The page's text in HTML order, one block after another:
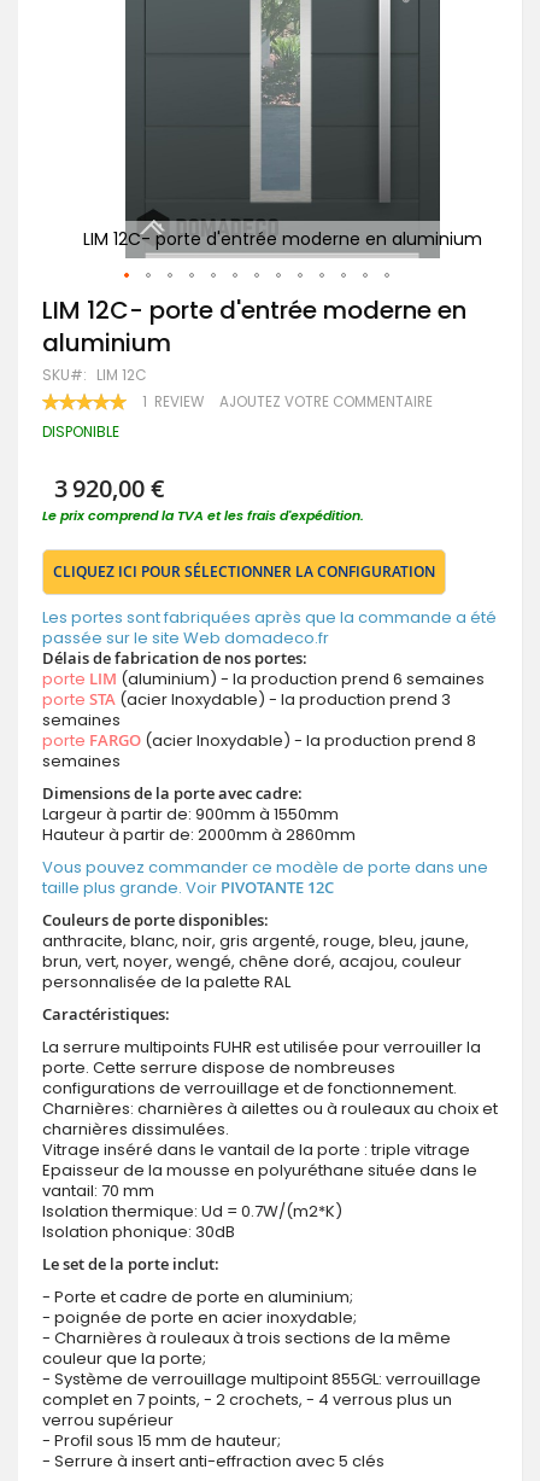
LIM 12C- porte d'entrée moderne en aluminium
Passer
au
début
de
la
Galerie
d’images
LIM 12C- porte d'entrée moderne en
aluminium
SKU LIM 12C
RATING: 1 REVIEW AJOUTEZ VOTRE COMMENTAIRE
DISPONIBLE
3 920,00 €
Le prix comprend la TVA et les frais d'expédition.
CLIQUEZ ICI POUR SÉLECTIONNER LA CONFIGURATION
Les portes sont fabriquées après que la commande a été
passée sur le site Web domadeco.fr
Délais de fabrication de nos portes:
porte LIM (aluminium) - la production prend 6 semaines
porte STA (acier Inoxydable) - la production prend 3
semaines
porte FARGO (acier Inoxydable) - la production prend 8
semaines
Dimensions de la porte avec cadre:
Largeur à partir de: 900mm à 1550mm
Hauteur à partir de: 2000mm à 2860mm
Vous pouvez commander ce modèle de porte dans une
taille plus grande. Voir PIVOTANTE 12C
Couleurs de porte disponibles:
anthracite, blanc, noir, gris argenté, rouge, bleu, jaune,
brun, vert, noyer, wengé, chêne doré, acajou, couleur
personnalisée de la palette RAL
Caractéristiques:
La serrure multipoints FUHR est utilisée pour verrouiller la
porte. Cette serrure dispose de nombreuses
configurations de verrouillage et de fonctionnement.
Charnières: charnières à ailettes ou à rouleaux au choix et
charnières dissimulées.
Vitrage inséré dans le vantail de la porte : triple vitrage
Epaisseur de la mousse en polyuréthane située dans le
vantail: 70 mm
Isolation thermique: Ud = 0.7W/(m2*K)
Isolation phonique: 30dB
Le set de la porte inclut:
- Porte et cadre de porte en aluminium;
- poignée de porte en acier inoxydable;
- Charnières à rouleaux à trois sections de la même
couleur que la porte;
- Système de verrouillage multipoint 855GL: verrouillage
complet en 7 points, - 2 crochets, - 4 verrous plus un
verrou supérieur
- Profil sous 15 mm de hauteur;
- Serrure à insert anti-effraction avec 5 clés